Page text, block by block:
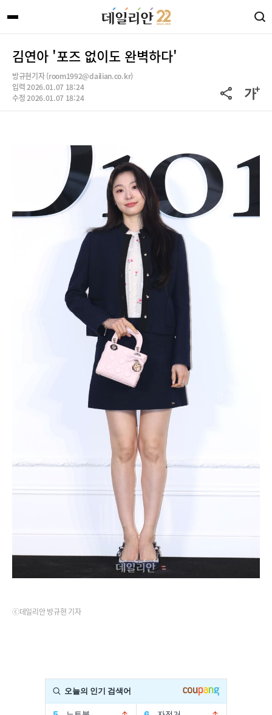
김연아 '포즈 없이도 완벽하다'
방규현기자 (room1992@dailian.co.kr)
입력 2026.01.07 18:24
수정 2026.01.07 18:24
ⓒ데일리안 방규현 기자